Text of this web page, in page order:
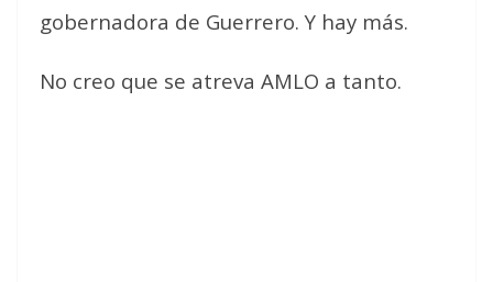
gobernadora de Guerrero. Y hay más.
No creo que se atreva AMLO a tanto.